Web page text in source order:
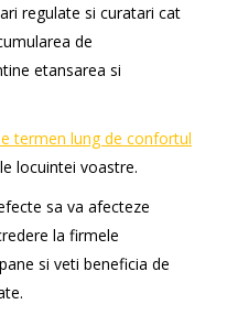
regulate si curatari cat
de
etansarea si
termen lung de confortul
locuintei voastre.
sa va afecteze
la firmele
si veti beneficia de